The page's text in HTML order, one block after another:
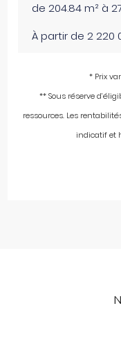
de 204.84 m² à
À partir de 2 220
* Prix
** Sous réserve
ressources. Les
indicatif et